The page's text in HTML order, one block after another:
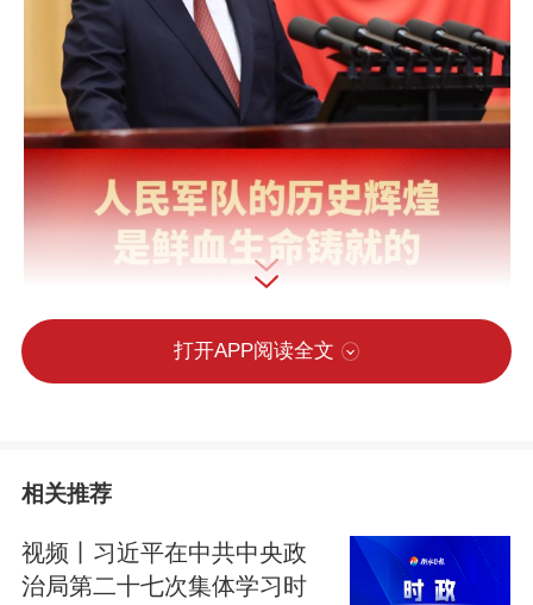
newstype=1001&homeshow=1
打开APP阅读全文
相关推荐
视频丨习近平在中共中央政
治局第二十七次集体学习时